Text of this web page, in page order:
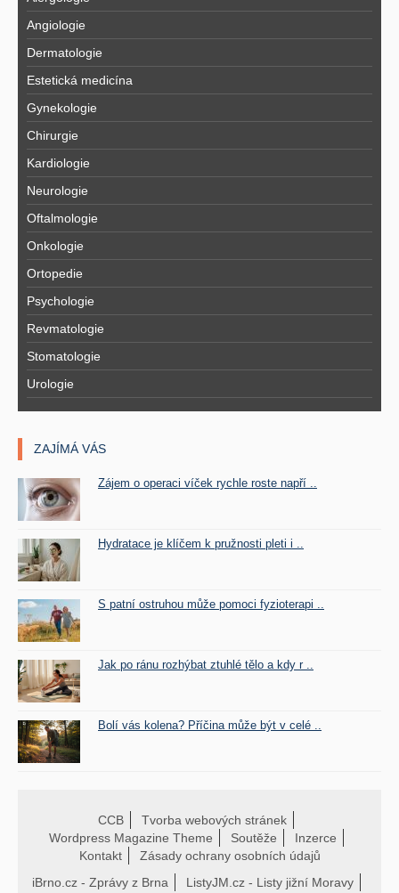
Angiologie
Dermatologie
Estetická medicína
Gynekologie
Chirurgie
Kardiologie
Neurologie
Oftalmologie
Onkologie
Ortopedie
Psychologie
Revmatologie
Stomatologie
Urologie
ZAJÍMÁ VÁS
Zájem o operaci víček rychle roste napří ..
Hydratace je klíčem k pružnosti pleti i ..
S patní ostruhou může pomoci fyzioterapi ..
Jak po ránu rozhýbat ztuhlé tělo a kdy r ..
Bolí vás kolena? Příčina může být v celé ..
CCB
Tvorba webových stránek
Wordpress Magazine Theme
Soutěže
Inzerce
Kontakt
Zásady ochrany osobních údajů
iBrno.cz - Zprávy z Brna
ListyJM.cz - Listy jižní Moravy